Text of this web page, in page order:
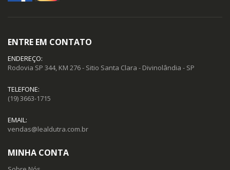
ENTRE EM CONTATO
ENDEREÇO:
Rodovia SP 344, KM 276 - Sitio Santa Clara - Divinolândia - SP
TELEFONE:
(19) 3663-1715
EMAIL:
vendas@lealdutra.com.br
MINHA CONTA